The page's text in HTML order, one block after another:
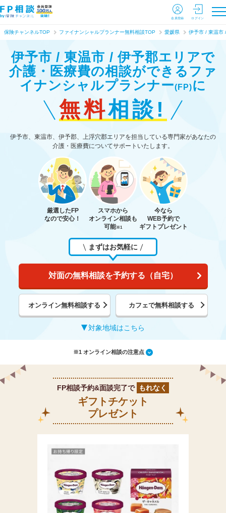
会員登録 ログイン
保険チャンネルTOP ファイナンシャルプランナー無料相談TOP 愛媛県 伊予市 / 東温市
伊予市 / 東温市 / 伊予郡エリアで
介護・医療費の相談ができる ファ
イナンシャルプランナー(FP)に
無料相談!
伊予市、東温市、伊予郡、上浮穴郡エリアを担当している専門家があなたの
介護・医療費についてサポートいたします。
厳選したFP
なので安心！
スマホから
オンライン相談も
可能※1
今なら
WEB予約で
ギフトプレゼント
まずはお気軽に
対面の無料相談を予約する（自宅）
オンライン無料相談する カフェで無料相談する
対象地域はこちら
※1 オンライン相談の注意点
FP相談予約&面談完了で もれなく
ギフトチケット
プレゼント